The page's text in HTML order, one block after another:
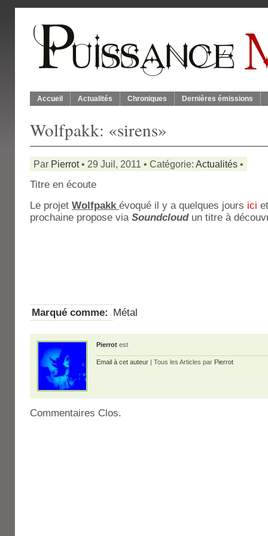
Accueil Actualités Chroniques Dernières émissions
Wolfpakk: «sirens»
Par Pierrot• 29 Juil, 2011 • Catégorie: Actualités •
Titre en écoute
Le projet Wolfpakk évoqué il y a quelques jours ici
prochaine propose via Soundcloudun titre à
Marqué comme: Métal
Pierrot est
Email à cet auteur | Tous les Articles par Pierrot
Commentaires Clos.